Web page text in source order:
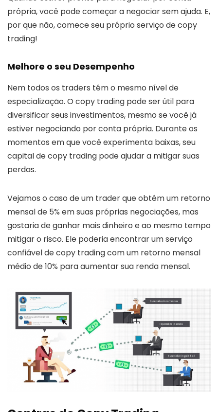
própria, você pode começar a negociar sem ajuda. E,
por que não, comece seu próprio serviço de copy
trading!
Melhore o seu Desempenho
Nem todos os traders têm o mesmo nível de
especialização. O copy trading pode ser útil para
diversificar seus investimentos, mesmo se você já
estiver negociando por conta própria. Durante os
momentos em que você experimenta baixas, seu
capital de copy trading pode ajudar a mitigar suas
perdas.
Vejamos o caso de um trader que obtém um retorno
mensal de 5% em suas próprias negociações, mas
gostaria de ganhar mais dinheiro e ao mesmo tempo
mitigar o risco. Ele poderia encontrar um serviço
confiável de copy trading com um retorno mensal
médio de 10% para aumentar sua renda mensal.